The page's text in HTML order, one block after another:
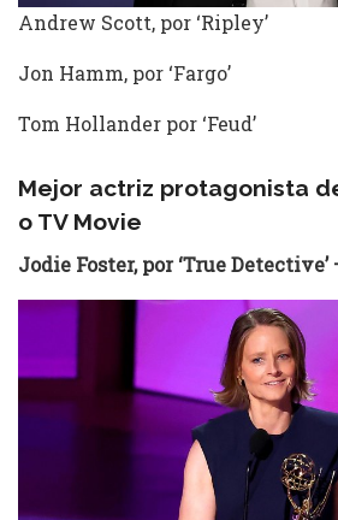
Andrew Scott, por ‘Ripley’
Jon Hamm, por ‘Fargo’
Tom Hollander por ‘Feud’
Mejor actriz protagonista
o TV Movie
Jodie Foster, por ‘True Detective’